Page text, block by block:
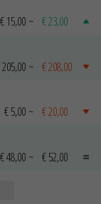
€ 15,00 ~ € 23,00
~ € 208,00
€ 5,00 ~ € 20,00
€ 48,00 ~ € 52,00